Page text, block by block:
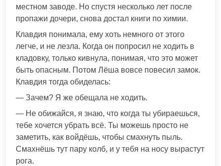
местном заводе. Но спустя несколько лет после
пропажи дочери, снова достал книги по химии.
Клавдия понимала, ему хоть немного от этого
легче, и не лезла. Когда он попросил не ходить в
кладовку, только кивнула, понимая, что это может
быть опасным. Потом Лёша вовсе повесил замок.
Клавдия тогда обиделась:
— Зачем? Я же обещала не ходить.
— Не обижайся, я знаю, что когда ты убираешься,
тебе хочется убрать всё. Ты можешь просто не
заметить, как войдёшь, чтобы смахнуть пыль.
Смахнёшь тут пару колб, и у тебя на носу вырастут
рога.